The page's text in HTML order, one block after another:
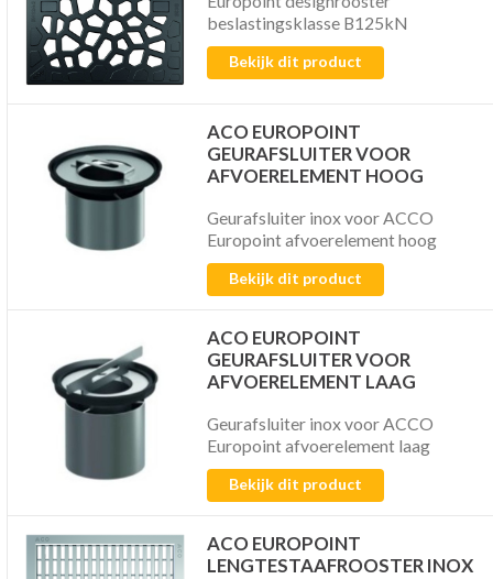
beslastingsklasse B125kN
Bekijk dit product
ACO EUROPOINT
GEURAFSLUITER VOOR
AFVOERELEMENT HOOG
Geurafsluiter inox voor ACCO
Europoint afvoerelement hoog
Bekijk dit product
ACO EUROPOINT
GEURAFSLUITER VOOR
AFVOERELEMENT LAAG
Geurafsluiter inox voor ACCO
Europoint afvoerelement laag
Bekijk dit product
ACO EUROPOINT
LENGTESTAAFROOSTER INOX